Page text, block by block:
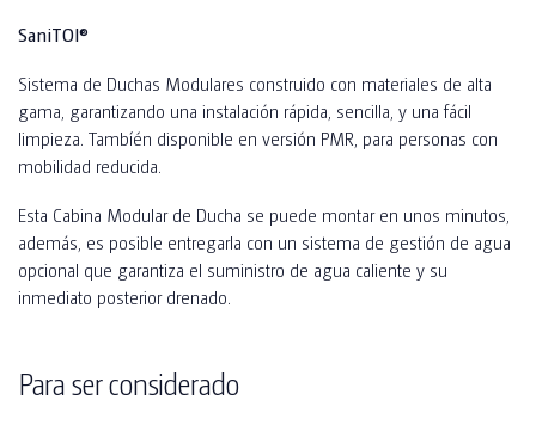
SaniTOI®
Sistema de Duchas Modulares construido con materiales de alta
gama, garantizando una instalación rápida, sencilla, y una fácil
limpieza. Tambíén disponible en versión PMR, para personas con
mobilidad reducida.
Esta Cabina Modular de Ducha se puede montar en unos minutos,
además, es posible entregarla con un sistema de gestión de agua
opcional que garantiza el suministro de agua caliente y su
inmediato posterior drenado.
Para ser considerado